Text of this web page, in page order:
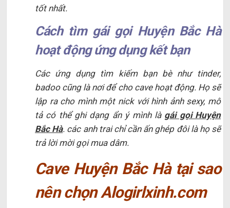
tốt nhất.
Cách tìm gái gọi Huyện Bắc Hà
hoạt động ứng dụng kết bạn
Các ứng dụng tìm kiếm bạn bè như tinder,
badoo cũng là nơi để cho cave hoạt động. Họ sẽ
lập ra cho mình một nick với hình ảnh sexy, mô
tả có thể ghi dạng ẩn ý mình là gái gọi Huyện
Bắc Hà. các anh trai chỉ cần ấn ghép đôi là họ sẽ
trả lời mời gọi mua dâm.
Cave Huyện Bắc Hà tại sao
nên chọn Alogirlxinh.com